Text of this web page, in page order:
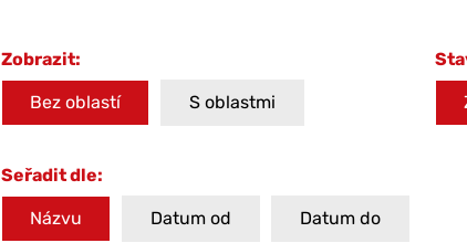
Zobrazit:
Bez oblastí S oblastmi
Seřadit dle:
Názvu Datum od Datum do